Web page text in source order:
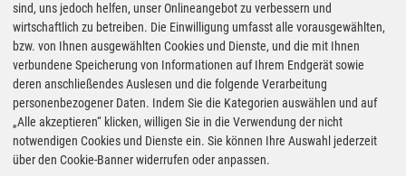
2.099€
gestern 18:30 Uhr
Shell
Bahnhofstr. 42, 35708 Haiger
geöffnet bis 22:00 Uhr
Entfernung: ca. 5 km * Route planen
2.159€
gestern 17:10 Uhr
ARAL
Kasseler Straße 32, 35683 Dillenburg
geöffnet bis 23:00 Uhr
sind, uns jedoch helfen, unser Onlineangebot zu verbessern und
wirtschaftlich zu betreiben. Die Einwilligung umfasst alle vorausgewählten,
bzw. von Ihnen ausgewählten Cookies und Dienste, und die mit Ihnen
verbundene Speicherung von Informationen auf Ihrem Endgerät sowie
deren anschließendes Auslesen und die folgende Verarbeitung
personenbezogener Daten. Indem Sie die Kategorien auswählen und auf
„Alle akzeptieren“ klicken, willigen Sie in die Verwendung der nicht
notwendigen Cookies und Dienste ein. Sie können Ihre Auswahl jederzeit
über den Cookie-Banner widerrufen oder anpassen.